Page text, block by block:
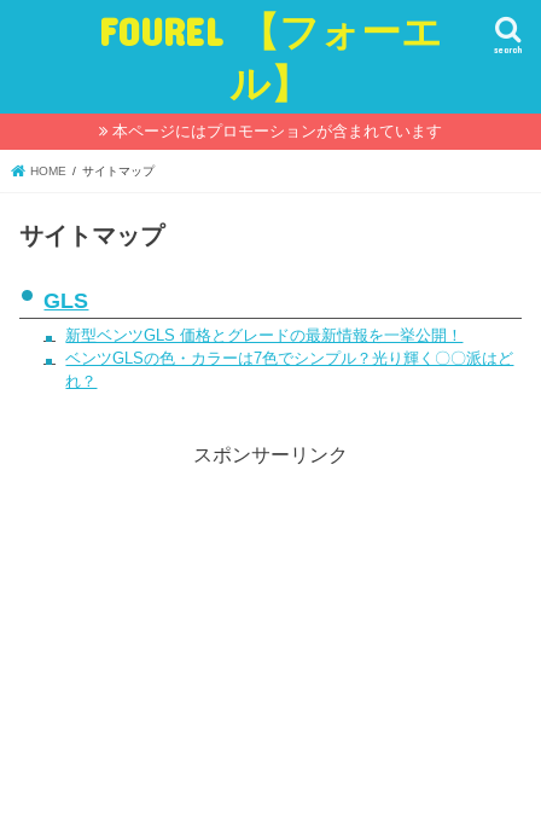
FOUREL 【フォーエ
ル】
search
本ページにはプロモーションが含まれています
HOME サイトマップ
サイトマップ
GLS
新型ベンツGLS 価格とグレードの最新情報を一挙公開！
ベンツGLSの色・カラーは7色でシンプル？光り輝く〇〇派はど
れ？
スポンサーリンク